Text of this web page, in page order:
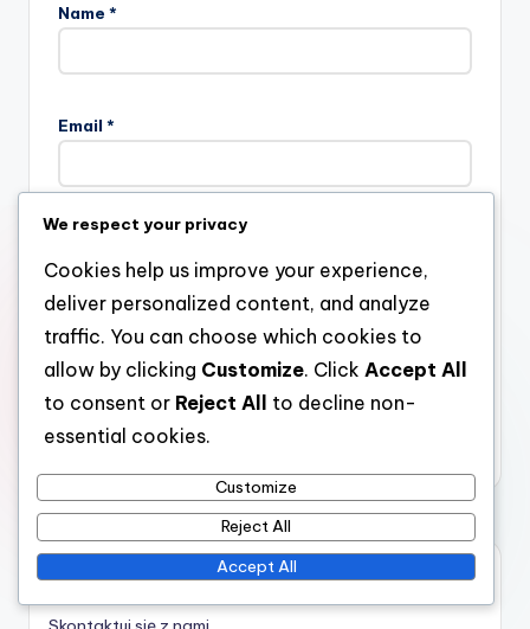
Name *
Email *
Website
next time I comment.
Linki
We respect your privacy
Cookies help us improve your experience,
deliver personalized content, and analyze
traffic. You can choose which cookies to
allow by clicking Customize. Click Accept All
to consent or Reject All
to decline non-
essential cookies.
Customize
Reject All
Accept All